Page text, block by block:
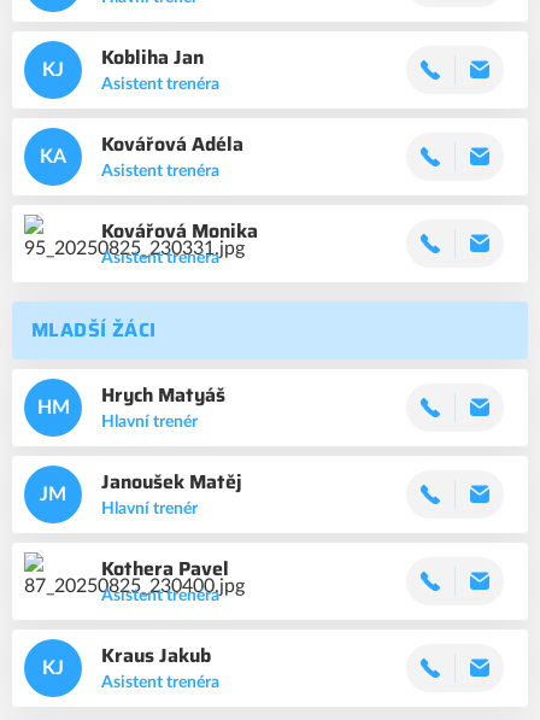
KJ Jan
Kobliha
Asistent trenéra
KA Adéla
Kovářová
Asistent trenéra
Monika
Kovářová
Asistent trenéra
MLADŠÍ ŽÁCI
HM Matyáš
Hrych
Hlavní trenér
JM Matěj
Janoušek
Hlavní trenér
Pavel
Kothera
Asistent trenéra
KJ Jakub
Kraus
Asistent trenéra